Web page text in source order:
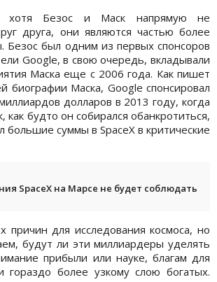
хотя Безос и Маск напрямую не
друга, они являются частью более
Безос был одним из первых спонсоров
Google, в свою очередь, вкладывали
Маска еще с 2006 года. Как пишет
биографии Маска, Google спонсировал
долларов в 2013 году, когда
как будто он собирался обанкротиться,
большие суммы в SpaceX в критические
SpaceX на Марсе не будет соблюдать
причин для исследования космоса, но
будут ли эти миллиардеры уделять
прибыли или науке, благам для
гораздо более узкому слою богатых.